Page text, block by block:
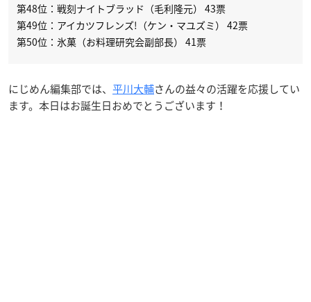
第48位：戦刻ナイトブラッド（毛利隆元） 43票
第49位：アイカツフレンズ!（ケン・マユズミ） 42票
第50位：氷菓（お料理研究会副部長） 41票
にじめん編集部では、 平川大輔さんの益々の活躍を応援してい
ます。本日はお誕生日おめでとうございます！